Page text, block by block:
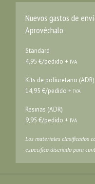
Nuevos gastos de
Aprovéchalo
Standard
4,95 €/pedido + IVA
Kits de poliuretano (ADR)
14,95 €/pedido + IVA
Resinas (ADR)
9,95 €/pedido + IVA
Los materiales clasificados
específico diseñado para